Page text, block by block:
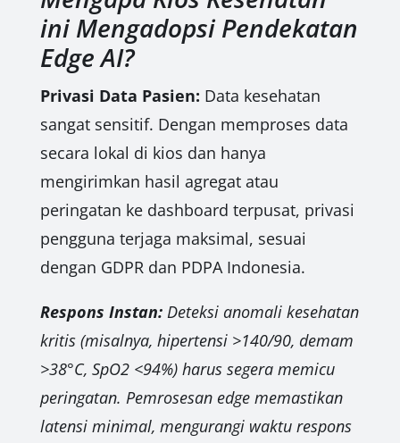
ini Mengadopsi Pendekatan
Edge AI?
Privasi Data Pasien: Data kesehatan
sangat sensitif. Dengan memproses data
secara lokal di kios dan hanya
mengirimkan hasil agregat atau
peringatan ke dashboard terpusat, privasi
pengguna terjaga maksimal, sesuai
dengan GDPR dan PDPA Indonesia.
Respons Instan:Deteksi anomali kesehatan
kritis (misalnya, hipertensi >140/90, demam
>38°C, SpO2 <94%) harus segera memicu
peringatan. Pemrosesan edge memastikan
latensi minimal, mengurangi waktu respons